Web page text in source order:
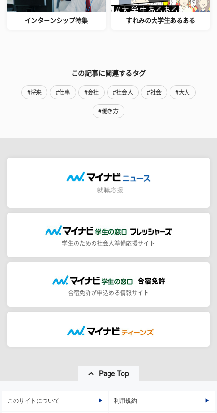
インターンシップ特集 すれみの大学生あるある
この記事に関連するタグ
#将来 #仕事 #会社 #社会人 #社会 #大人
#働き方
学生のための社会人準備応援サイト
合宿免許が申込める情報サイト
Page Top
このサイトについて 利用規約